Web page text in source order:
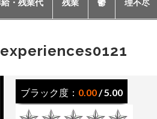
experiences0121
ブラック度： 0.00/ 5.00